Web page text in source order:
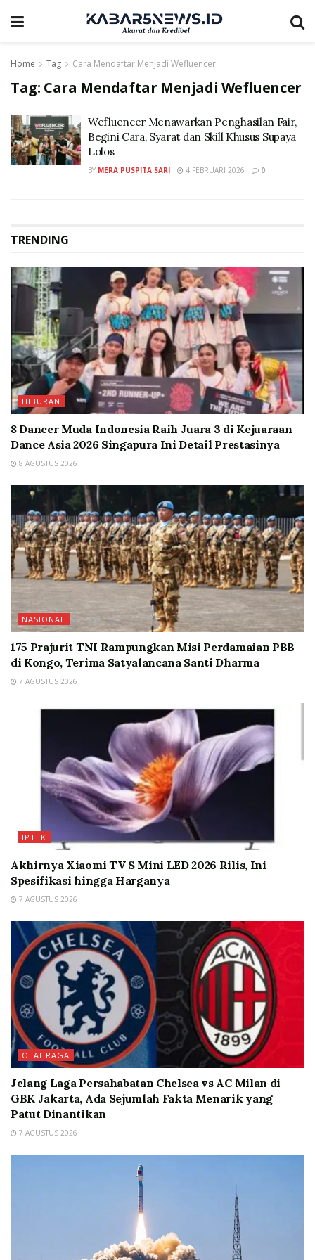
Home Tag Cara Mendaftar Menjadi Wefluencer
Tag: Cara Mendaftar Menjadi Wefluencer
Wefluencer Menawarkan Penghasilan Fair,
Begini Cara, Syarat dan Skill Khusus Supaya
Lolos
BY MERA PUSPITA SARI 4 FEBRUARI 2026 0
TRENDING
HIBURAN
8 Dancer Muda Indonesia Raih Juara 3 di Kejuaraan
Dance Asia 2026 Singapura Ini Detail Prestasinya
8 AGUSTUS 2026
NASIONAL
175 Prajurit TNI Rampungkan Misi Perdamaian PBB
di Kongo, Terima Satyalancana Santi Dharma
7 AGUSTUS 2026
IPTEK
Akhirnya Xiaomi TV S Mini LED 2026 Rilis, Ini
Spesifikasi hingga Harganya
7 AGUSTUS 2026
OLAHRAGA
Jelang Laga Persahabatan Chelsea vs AC Milan di
GBK Jakarta, Ada Sejumlah Fakta Menarik yang
Patut Dinantikan
7 AGUSTUS 2026